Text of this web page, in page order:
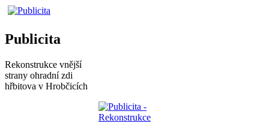
Publicita
Rekonstrukce vnější
strany ohradní zdi
hřbitova v Hrobčicích